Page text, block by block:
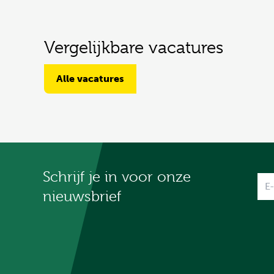
Vergelijkbare vacatures
Alle vacatures
Schrijf je in voor onze
nieuwsbrief